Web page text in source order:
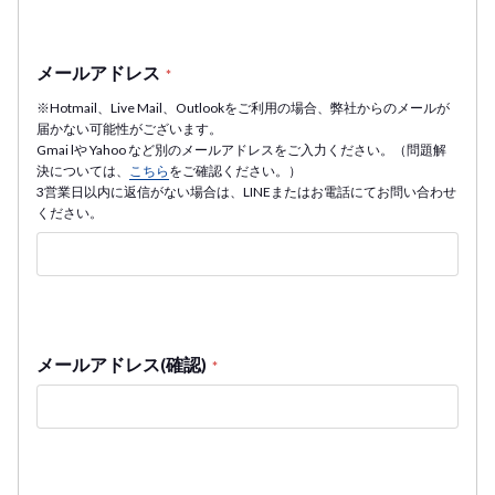
メールアドレス *
※Hotmail、Live Mail、Outlookをご利用の場合、弊社からのメールが
届かない可能性がございます。
Gmai lや Yahoo など別のメールアドレスをご入力ください。（問題解
決については、
こちら をご確認ください。）
3営業日以内に返信がない場合は、LINEまたはお電話にてお問い合わせ
ください。
メールアドレス(確認) *